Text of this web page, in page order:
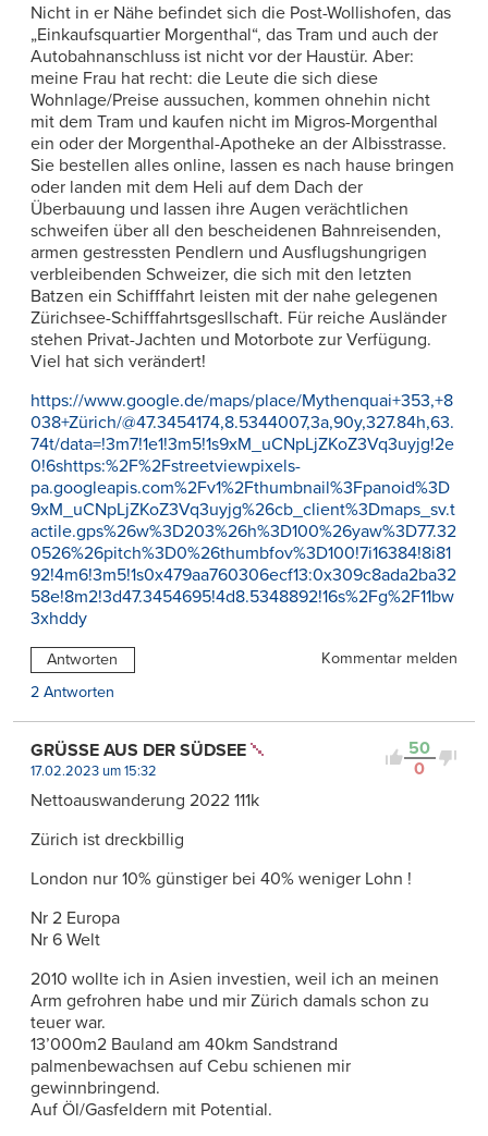
Nicht in er Nähe befindet sich die Post-Wollishofen, das
„Einkaufsquartier Morgenthal“, das Tram und auch der
Autobahnanschluss ist nicht vor der Haustür. Aber:
meine Frau hat recht: die Leute die sich diese
Wohnlage/Preise aussuchen, kommen ohnehin nicht
mit dem Tram und kaufen nicht im Migros-Morgenthal
ein oder der Morgenthal-Apotheke an der Albisstrasse.
Sie bestellen alles online, lassen es nach hause bringen
oder landen mit dem Heli auf dem Dach der
Überbauung und lassen ihre Augen verächtlichen
schweifen über all den bescheidenen Bahnreisenden,
armen gestressten Pendlern und Ausflugshungrigen
verbleibenden Schweizer, die sich mit den letzten
Batzen ein Schifffahrt leisten mit der nahe gelegenen
Zürichsee-Schifffahrtsgesllschaft. Für reiche Ausländer
stehen Privat-Jachten und Motorbote zur Verfügung.
Viel hat sich verändert!
https://www.google.de/maps/place/Mythenquai+353,+8
038+Zürich/@47.3454174,8.5344007,3a,90y,327.84h,63.
74t/data=!3m7!1e1!3m5!1s9xM_uCNpLjZKoZ3Vq3uyjg!2e
0!6shttps:%2F%2Fstreetviewpixels-
pa.googleapis.com%2Fv1%2Fthumbnail%3Fpanoid%3D
9xM_uCNpLjZKoZ3Vq3uyjg%26cb_client%3Dmaps_sv.t
actile.gps%26w%3D203%26h%3D100%26yaw%3D77.32
0526%26pitch%3D0%26thumbfov%3D100!7i16384!8i81
92!4m6!3m5!1s0x479aa760306ecf13:0x309c8ada2ba32
58e!8m2!3d47.3454695!4d8.5348892!16s%2Fg%2F11bw
3xhddy
Antworten
Kommentar melden
2 Antworten
50
0
GRÜSSE AUS DER SÜDSEE
17.02.2023 um 15:32
Nettoauswanderung 2022 111k
Zürich ist dreckbillig
London nur 10% günstiger bei 40% weniger Lohn !
Nr 2 Europa
Nr 6 Welt
2010 wollte ich in Asien investien, weil ich an meinen
Arm gefrohren habe und mir Zürich damals schon zu
teuer war.
13’000m2 Bauland am 40km Sandstrand
palmenbewachsen auf Cebu schienen mir
gewinnbringend.
Auf Öl/Gasfeldern mit Potential.